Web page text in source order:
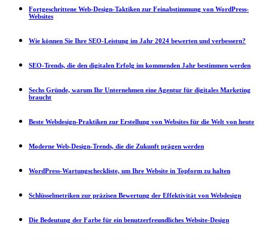
Fortgeschrittene Web-Design-Taktiken zur Feinabstimmung von WordPress-
Websites
Wie können Sie Ihre SEO-Leistung im Jahr 2024 bewerten und verbessern?
SEO-Trends, die den digitalen Erfolg im kommenden Jahr bestimmen werden
Sechs Gründe, warum Ihr Unternehmen eine Agentur für digitales Marketing
braucht
Beste Webdesign-Praktiken zur Erstellung von Websites für die Welt von heute
Moderne Web-Design-Trends, die die Zukunft prägen werden
WordPress-Wartungscheckliste, um Ihre Website in Topform zu halten
Schlüsselmetriken zur präzisen Bewertung der Effektivität von Webdesign
Die Bedeutung der Farbe für ein benutzerfreundliches Website-Design